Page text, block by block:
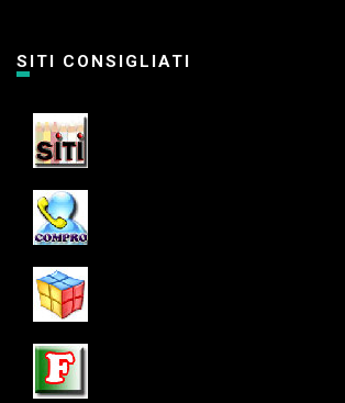
SITI CONSIGLIATI